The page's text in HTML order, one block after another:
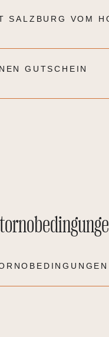
SALZBURG VOM
GUTSCHEIN